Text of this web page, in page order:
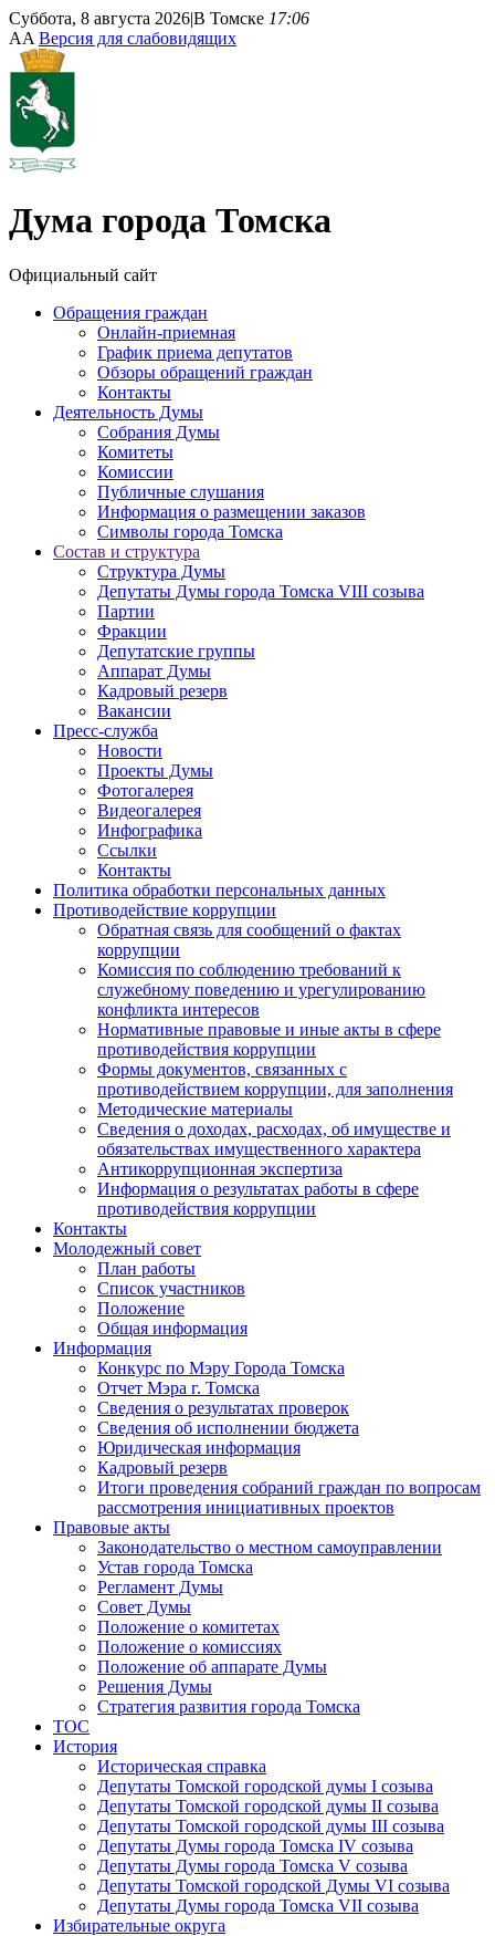
Суббота, 8 августа 2026|В Томске 17:06
AA Версия для слабовидящих
Дума города Томска
Официальный сайт
Обращения граждан
Онлайн-приемная
График приема депутатов
Обзоры обращений граждан
Контакты
Деятельность Думы
Собрания Думы
Комитеты
Комиссии
Публичные слушания
Информация о размещении заказов
Символы города Томска
Состав и структура
Структура Думы
Депутаты Думы города Томска VIII созыва
Партии
Фракции
Депутатские группы
Аппарат Думы
Кадровый резерв
Вакансии
Пресс-служба
Новости
Проекты Думы
Фотогалерея
Видеогалерея
Инфографика
Ссылки
Контакты
Политика обработки персональных данных
Прoтивoдeйствие кoрpупции
Обратная связь для сообщений о фактах
коррупции
Комиссия по соблюдению требований к
служебному поведению и урегулированию
конфликта интересов
Нормативные правовые и иные акты в сфере
противодействия коррупции
Формы документов, связанных с
противодействием коррупции, для заполнения
Методические материалы
Сведения о доходах, расходах, об имуществе и
обязательствах имущественного характера
Антикоррупционная экспертиза
Информация о результатах работы в сфере
противодействия коррупции
Контакты
Молодежный совет
План работы
Список участников
Положение
Общая информация
Информация
Конкурс по Мэру Города Томска
Отчет Мэра г. Томска
Сведения о результатах проверок
Сведения об исполнении бюджета
Юридическая информация
Кадровый резерв
Итоги проведения собраний граждан по вопросам
рассмотрения инициативных проектов
Правовые акты
Законодательство о местном самоуправлении
Устав города Томска
Регламент Думы
Совет Думы
Положение о комитетах
Положение о комиссиях
Положение об аппарате Думы
Решения Думы
Стратегия развития города Томска
ТОС
История
Историческая справка
Депутаты Томской городской думы I созыва
Депутаты Томской городской думы II созыва
Депутаты Томской городской думы III созыва
Депутаты Думы города Томска IV созыва
Депутаты Думы города Томска V созыва
Депутаты Томской городской Думы VI созыва
Депутаты Думы города Томска VII созыва
Избирательные округа